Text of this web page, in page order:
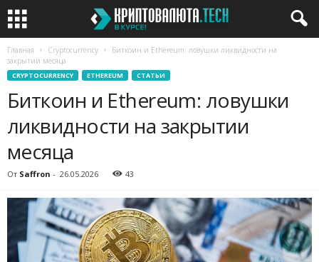
Главная Cryptocurrency
Биткоин и Ethereum: ловушки ликвидности на
закрытии месяца
CRYPTOCURRENCY ETHEREUM СТАТЬИ
Биткоин и Ethereum: ловушки
ликвидности на закрытии
месяца
От Saffron - 26.05.2026 43